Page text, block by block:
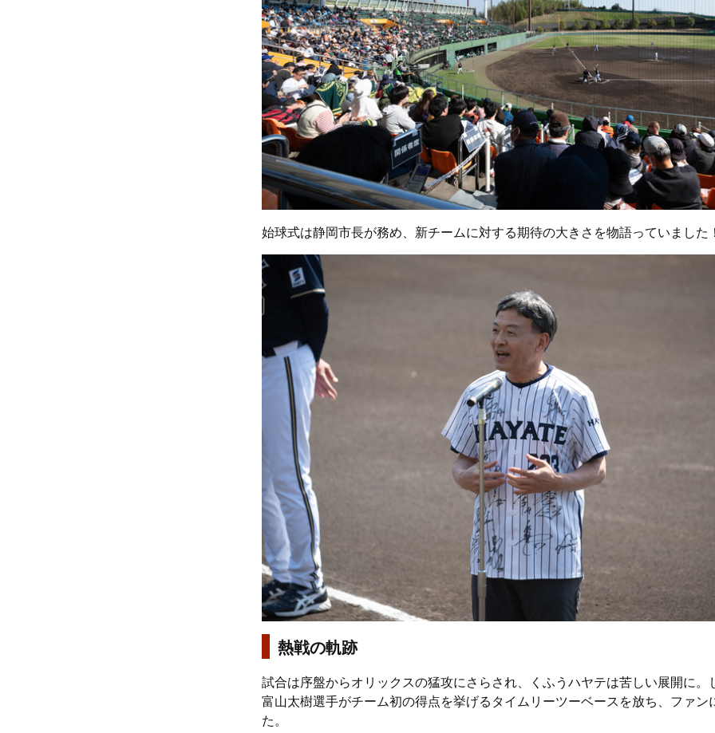
始球式は静岡市長が務め、新チームに対する期待の大きさを物語っていました
熱戦の軌跡
試合は序盤からオリックスの猛攻にさらされ、くふうハヤテは苦しい展開に。
富山太樹選手がチーム初の得点を挙げるタイムリーツーベースを放ち、ファン
た。